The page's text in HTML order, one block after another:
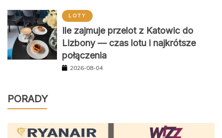
LOTY
Ile zajmuje przelot z Katowic do
Lizbony — czas lotu i najkrótsze
połączenia
2026-08-04
PORADY